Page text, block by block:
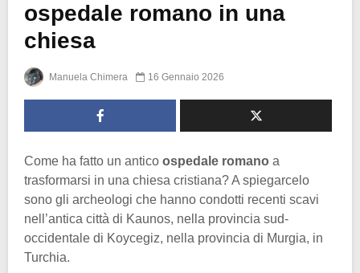
ospedale romano in una
chiesa
Manuela Chimera 16 Gennaio 2026
Come ha fatto un antico ospedale romano a
trasformarsi in una chiesa cristiana? A spiegarcelo
sono gli archeologi che hanno condotti recenti scavi
nell’antica città di Kaunos, nella provincia sud-
occidentale di Koycegiz, nella provincia di Murgia, in
Turchia.